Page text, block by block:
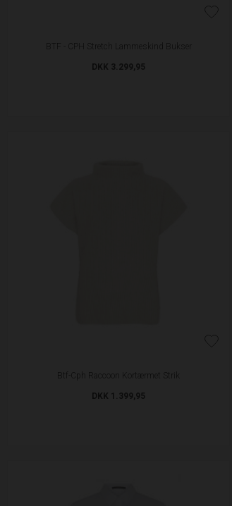
BTF - CPH Stretch Lammeskind Bukser
DKK 3.299,95
Btf-Cph Raccoon Kortærmet Strik
DKK 1.399,95